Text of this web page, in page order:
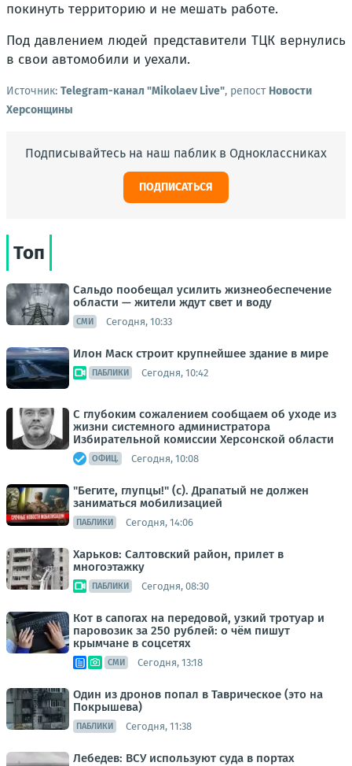
покинуть территорию и не мешать работе.
Под давлением людей представители ТЦК вернулись
в свои автомобили и уехали.
Источник: Telegram-канал "Mikolaev Live", репост Новости
Херсонщины
Подписывайтесь на наш паблик в Одноклассниках
ПОДПИСАТЬСЯ
Топ
Сальдо пообещал усилить жизнеобеспечение
области — жители ждут свет и воду
СМИ Сегодня, 10:33
Илон Маск строит крупнейшее здание в мире
ПАБЛИКИ Сегодня, 10:42
С глубоким сожалением сообщаем об уходе из
жизни системного администратора
Избирательной комиссии Херсонской области
ОФИЦ. Сегодня, 10:08
"Бегите, глупцы!" (с). Драпатый не должен
заниматься мобилизацией
ПАБЛИКИ Сегодня, 14:06
Харьков: Салтовский район, прилет в
многоэтажку
ПАБЛИКИ Сегодня, 08:30
Кот в сапогах на передовой, узкий тротуар и
паровозик за 250 рублей: о чём пишут
крымчане в соцсетях
СМИ Сегодня, 13:18
Один из дронов попал в Таврическое (это на
Покрышева)
ПАБЛИКИ Сегодня, 11:38
Лебедев: ВСУ используют суда в портах